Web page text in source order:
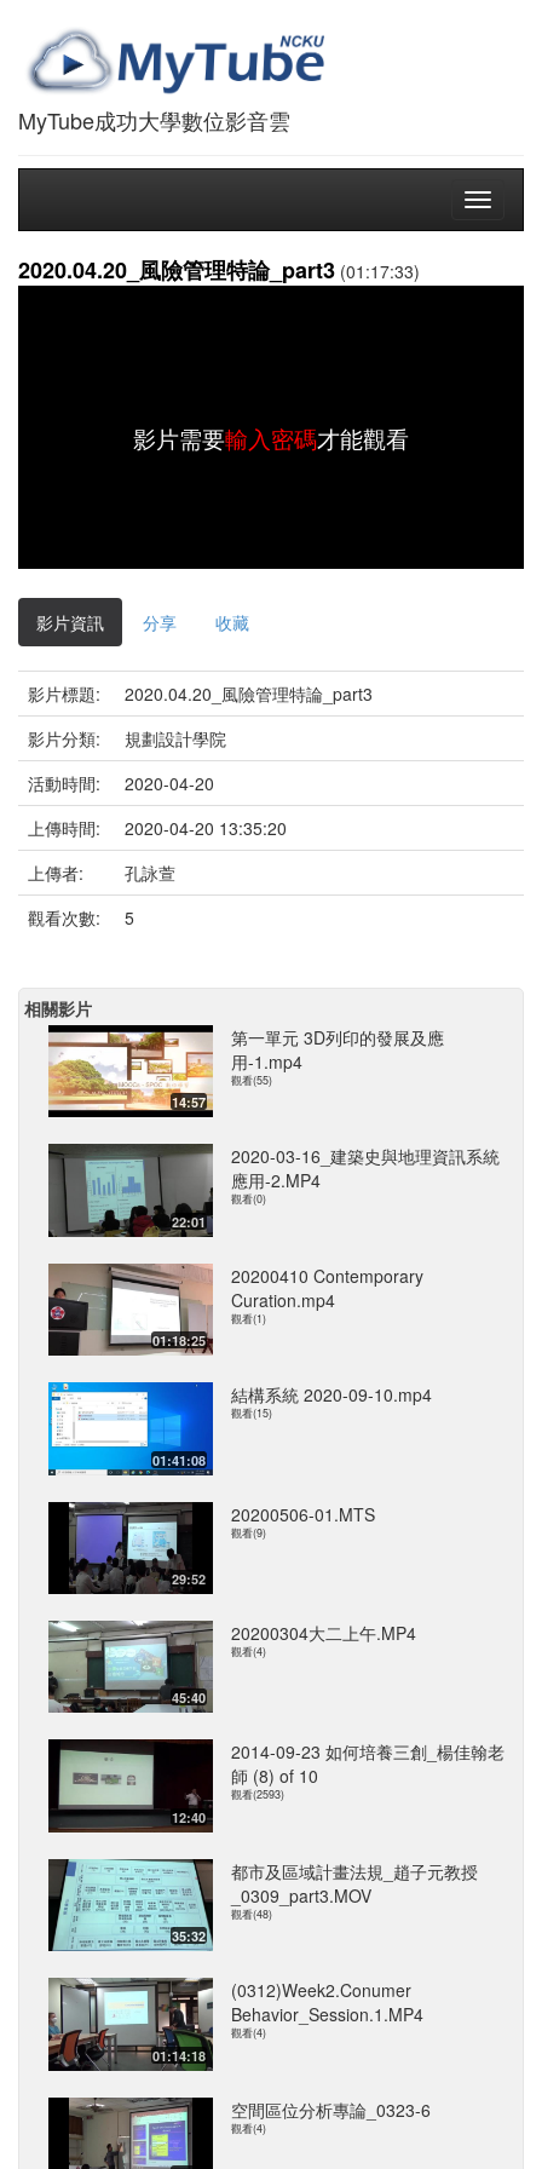
MyTube成功大學數位影音雲
Toggle
2020.04.20_風險管理特論_part3 (01:17:33)
影片需要輸入密碼才能觀看
影片資訊 分享 收藏
影片標題:
2020.04.20_風險管理特論_part3
影片分類:
規劃設計學院
活動時間:
2020-04-20
上傳時間:
2020-04-20 13:35:20
上傳者:
孔詠萱
觀看次數:
5
相關影片
14:57
第一單元 3D列印的發展及應
用-1.mp4
觀看(55)
22:01
2020-03-16_建築史與地理資訊系統
應用-2.MP4
觀看(0)
01:18:25
20200410 Contemporary
Curation.mp4
觀看(1)
01:41:08
結構系統 2020-09-10.mp4
觀看(15)
29:52
20200506-01.MTS
觀看(9)
45:40
20200304大二上午.MP4
觀看(4)
12:40
2014-09-23 如何培養三創_楊佳翰老
師 (8) of 10
觀看(2593)
35:32
都市及區域計畫法規_趙子元教授
_0309_part3.MOV
觀看(48)
01:14:18
(0312)Week2.Conumer
Behavior_Session.1.MP4
觀看(4)
空間區位分析專論_0323-6
觀看(4)